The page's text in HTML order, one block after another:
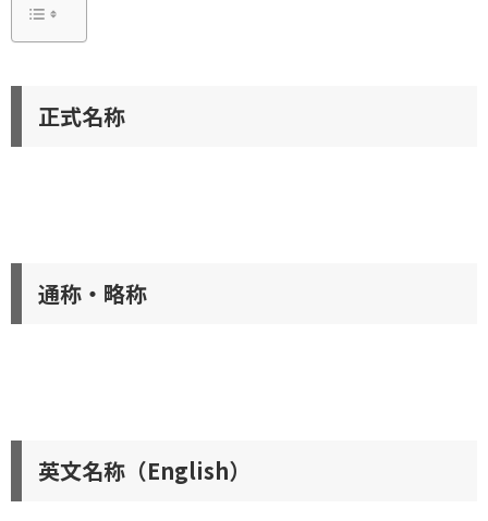
正式名称
通称・略称
英文名称（English）